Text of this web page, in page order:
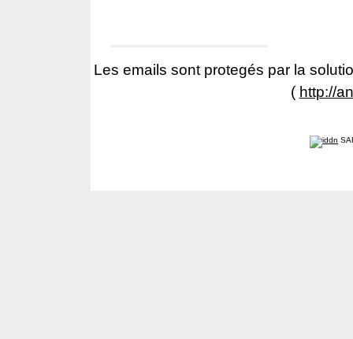
Les emails sont protegés par la
( http://